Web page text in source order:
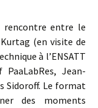
rencontre entre le
(en visite de
à l’ENSATT
Jean-
Sidoroff. Le format
des moments